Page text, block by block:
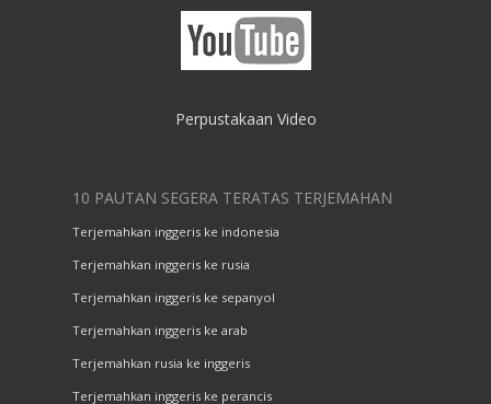
Perpustakaan Video
10 PAUTAN SEGERA TERATAS TERJEMAHAN
Terjemahkan inggeris ke indonesia
Terjemahkan inggeris ke rusia
Terjemahkan inggeris ke sepanyol
Terjemahkan inggeris ke arab
Terjemahkan rusia ke inggeris
Terjemahkan inggeris ke perancis